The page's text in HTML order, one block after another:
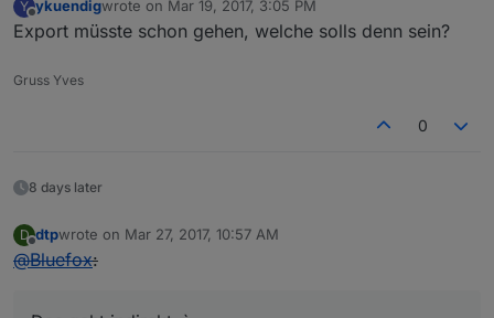
Y
Offline
ykuendigwrote on Mar 19, 2017, 3:05 PM
last edited by
Export müsste schon gehen, welche solls denn sein?
Gruss Yves
0
8 days later
D
Offline
dtpwrote on Mar 27, 2017, 10:57 AM
last edited by
@Bluefox: